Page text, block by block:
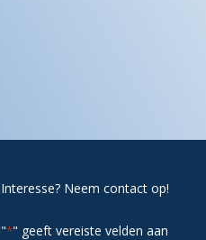
Interesse? Neem contact op!
"*" geeft vereiste velden aan